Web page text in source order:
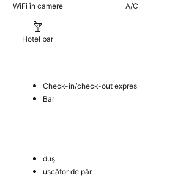
WiFi în camere A/C
Hotel bar
Check-in/check-out expres
Bar
duș
uscător de păr